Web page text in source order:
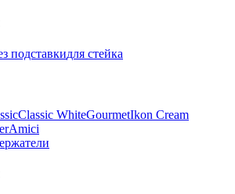
подставкидля стейка
Classic WhiteGourmetIkon Cream
Amici